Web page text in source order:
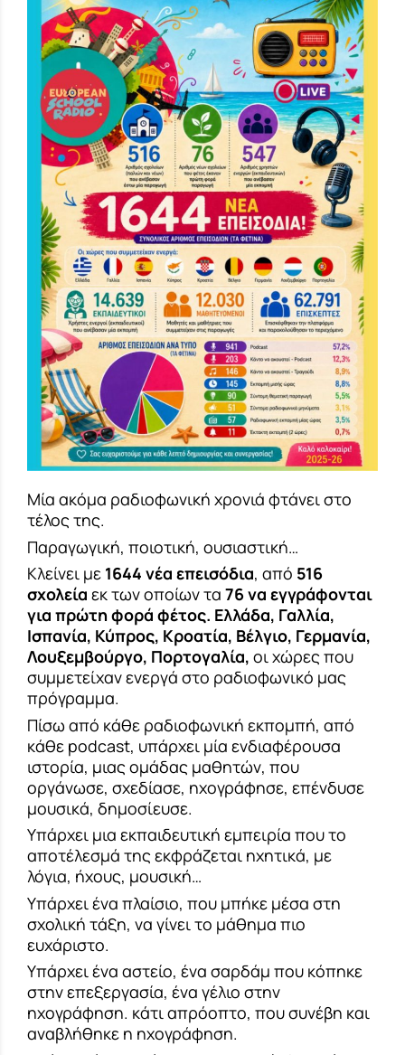
Μία ακόμα ραδιοφωνική χρονιά φτάνει στο
τέλος της.
Παραγωγική, ποιοτική, ουσιαστική…
Κλείνει με 1644 νέα επεισόδια, από 516
σχολεία εκ των οποίων τα 76 να εγγράφονται
για πρώτη φορά φέτος. Ελλάδα, Γαλλία,
Ισπανία, Κύπρος, Κροατία, Βέλγιο, Γερμανία,
Λουξεμβούργο, Πορτογαλία, οι χώρες που
συμμετείχαν ενεργά στο ραδιοφωνικό μας
πρόγραμμα.
Πίσω από κάθε ραδιοφωνική εκπομπή, από
κάθε podcast, υπάρχει μία ενδιαφέρουσα
ιστορία, μιας ομάδας μαθητών, που
οργάνωσε, σχεδίασε, ηχογράφησε, επένδυσε
μουσικά, δημοσίευσε.
Υπάρχει μια εκπαιδευτική εμπειρία που το
αποτέλεσμά της εκφράζεται ηχητικά, με
λόγια, ήχους, μουσική…
Υπάρχει ένα πλαίσιο, που μπήκε μέσα στη
σχολική τάξη, να γίνει το μάθημα πιο
ευχάριστο.
Υπάρχει ένα αστείο, ένα σαρδάμ που κόπηκε
στην επεξεργασία, ένα γέλιο στην
ηχογράφηση. κάτι απρόοπτο, που συνέβη και
αναβλήθηκε η ηχογράφηση.